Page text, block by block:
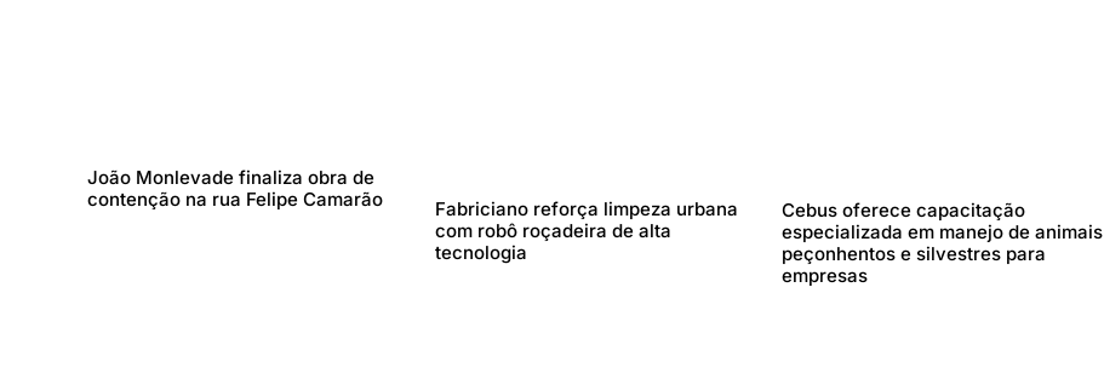
João Monlevade finaliza obra de
contenção na rua Felipe Camarão
Fabriciano reforça limpeza urbana
com robô roçadeira de alta
tecnologia
Cebus oferece capacitação
especializada em manejo de animais
peçonhentos e silvestres para
empresas